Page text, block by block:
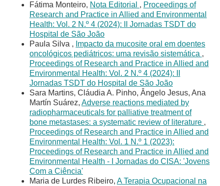
Fátima Monteiro, Nota Editorial , Proceedings of
Research and Practice in Allied and Environmental
Health: Vol. 2 N.º 4 (2024): II Jornadas TSDT do
Hospital de São João
Paula Silva , Impacto da mucosite oral em doentes
oncológicos pediátricos: uma revisão sistemática ,
Proceedings of Research and Practice in Allied and
Environmental Health: Vol. 2 N.º 4 (2024): II
Jornadas TSDT do Hospital de São João
Sara Martins, Cláudia A. Pinho, Ângelo Jesus, Ana
Martín Suárez, Adverse reactions mediated by
radiopharmaceuticals for palliative treatment of
bone metastases: a systematic review of literature ,
Proceedings of Research and Practice in Allied and
Environmental Health: Vol. 1 N.º 1 (2023):
Proceedings of Research and Practice in Allied and
Environmental Health - I Jornadas do CISA: 'Jovens
Com a Ciência'
Maria de Lurdes Ribeiro, A Terapia Ocupacional na